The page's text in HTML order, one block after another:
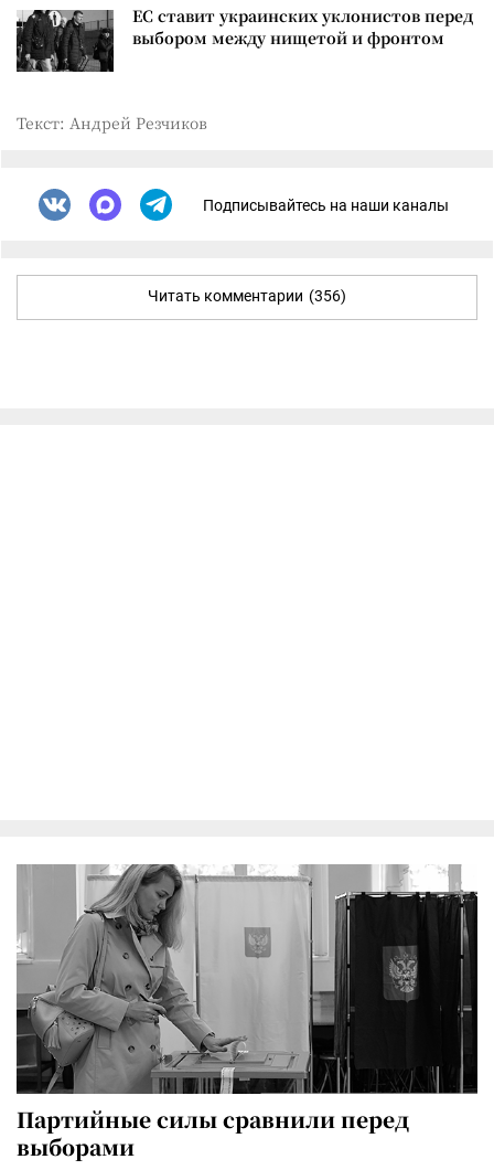
ЕС ставит украинских уклонистов перед
выбором между нищетой и фронтом
Текст: Андрей Резчиков
Подписывайтесь на наши каналы
Читать комментарии (356)
Партийные силы сравнили перед
выборами